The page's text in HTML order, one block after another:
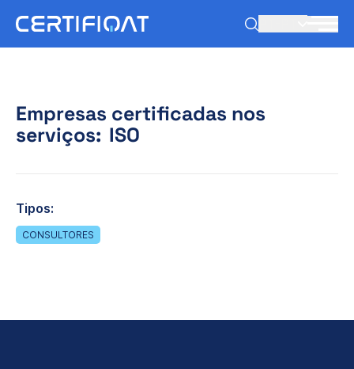
Empresas certificadas nos
serviços: ISO
Tipos:
CONSULTORES